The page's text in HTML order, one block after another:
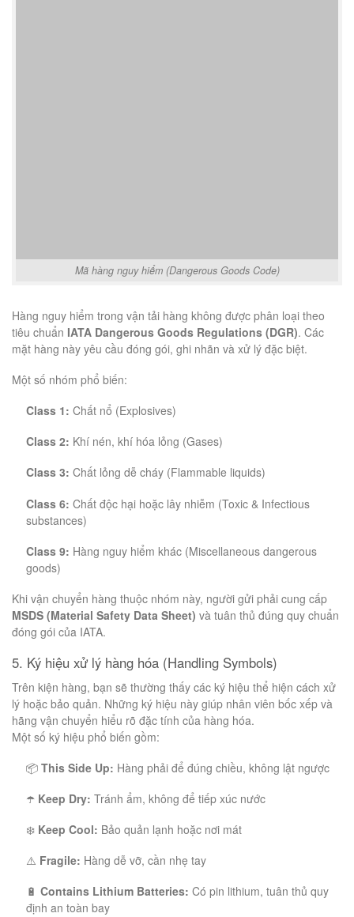
Mã hàng nguy hiểm (Dangerous Goods Code)
Hàng nguy hiểm trong vận tải hàng không được phân loại theo
tiêu chuẩn IATA Dangerous Goods Regulations (DGR). Các
mặt hàng này yêu cầu đóng gói, ghi nhãn và xử lý đặc biệt.
Một số nhóm phổ biến:
Class 1: Chất nổ (Explosives)
Class 2: Khí nén, khí hóa lỏng (Gases)
Class 3: Chất lỏng dễ cháy (Flammable liquids)
Class 6: Chất độc hại hoặc lây nhiễm (Toxic & Infectious
substances)
Class 9: Hàng nguy hiểm khác (Miscellaneous dangerous
goods)
Khi vận chuyển hàng thuộc nhóm này, người gửi phải cung cấp
MSDS (Material Safety Data Sheet) và tuân thủ đúng quy chuẩn
đóng gói của IATA.
5. Ký hiệu xử lý hàng hóa (Handling Symbols)
Trên kiện hàng, bạn sẽ thường thấy các ký hiệu thể hiện cách xử
lý hoặc bảo quản. Những ký hiệu này giúp nhân viên bốc xếp và
hãng vận chuyển hiểu rõ đặc tính của hàng hóa.
Một số ký hiệu phổ biến gồm:
📦This Side Up: Hàng phải để đúng chiều, không lật ngược
☂️ Keep Dry: Tránh ẩm, không để tiếp xúc nước
❄️ Keep Cool: Bảo quản lạnh hoặc nơi mát
⚠️ Fragile: Hàng dễ vỡ, cần nhẹ tay
🔋Contains Lithium Batteries: Có pin lithium, tuân thủ quy
định an toàn bay